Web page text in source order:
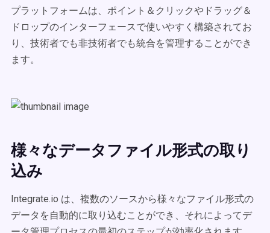
プラットフォームは、ポイント＆クリックやドラッグ＆
ドロップのインターフェースで使いやすく構築されてお
り、技術者でも非技術者でも統合を管理することができ
ます。
様々なデータファイル形式の取り
込み
Integrate.io は、複数のソースから様々なファイル形式の
データを自動的に取り込むことができ、それによってデ